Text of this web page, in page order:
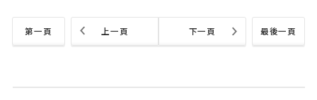
第一頁 最後一頁
上一頁 下一頁